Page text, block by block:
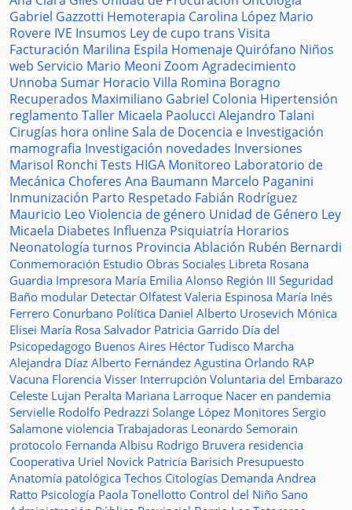
Gabriel Gazzotti Hemoterapia Carolina López Mario
Rovere IVE Insumos Ley de cupo trans Visita
Facturación Marilina Espila Homenaje Quirófano Niños
web Servicio Mario Meoni Zoom Agradecimiento
Unnoba Sumar Horacio Villa Romina Boragno
Recuperados Maximiliano Gabriel Colonia Hipertensión
reglamento Taller Micaela Paolucci Alejandro Talani
Cirugías hora onlineSala de Docencia e Investigación
mamografia Investigación novedades Inversiones
Marisol Ronchi Tests HIGA Monitoreo Laboratorio de
Mecánica Choferes Ana Baumann Marcelo Paganini
Inmunización Parto Respetado Fabián Rodríguez
Mauricio Leo Violencia de género Unidad de Género Ley
Micaela Diabetes Influenza Psiquiatría Horarios
Neonatología turnos Provincia Ablación Rubén Bernardi
Conmemoración Estudio Obras Sociales Libreta Rosana
Guardia Impresora María Emilia Alonso Región III Seguridad
Baño modular Detectar Olfatest Valeria Espinosa María Inés
Ferrero Conurbano Política Daniel Alberto Urosevich Mónica
Elisei María Rosa Salvador Patricia Garrido Día del
Psicopedagogo Buenos Aires Héctor Tudisco Marcha
Alejandra Díaz Alberto Fernández Agustina Orlando RAP
Vacuna Florencia Visser Interrupción Voluntaria del Embarazo
Celeste Lujan Peralta Mariana Larroque Nacer en pandemia
Servielle Rodolfo Pedrazzi Solange López Monitores Sergio
Salamone violencia Trabajadoras Leonardo Semorain
protocolo Fernanda Albisu Rodrigo Bruvera residencia
Cooperativa Uriel Novick Patricia Barisich Presupuesto
Anatomía patológica Techos Citologías Demanda Andrea
Ratto Psicología Paola Tonellotto Control del Niño Sano